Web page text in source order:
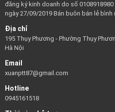
đăng ký kinh doanh do số
ngày 27/09/2019 Bán buôn bán lẻ bình
Địa chỉ
195 Thụy Phương - Phường Thụy
Hà Nội
Email
xuanptt87@gmail.com
Hotline
0945161518